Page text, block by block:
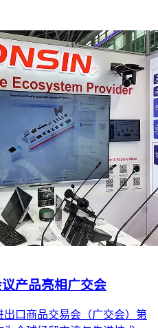
产品亮相广交会
出口商品交易会（广交会）第